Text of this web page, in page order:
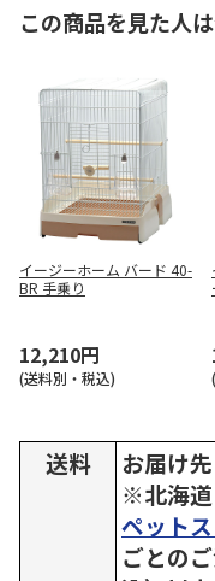
この商品を見た人
イージーホーム バード 40-
BR 手乗り
12,210円
(送料別・税込)
送料
お届け
※北海道
ペット
ごとの